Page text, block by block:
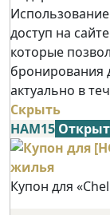
доступ на
которые
бронирования
актуально в
Скрыть
НАМ15
Купон для